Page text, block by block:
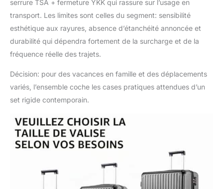
serrure TSA + fermeture YKK qui rassure sur l’usage en
transport. Les limites sont celles du segment: sensibilité
esthétique aux rayures, absence d’étanchéité annoncée et
durabilité qui dépendra fortement de la surcharge et de la
fréquence réelle des trajets.
Décision: pour des vacances en famille et des déplacements
variés, l’ensemble coche les cases pratiques attendues d’un
set rigide contemporain.